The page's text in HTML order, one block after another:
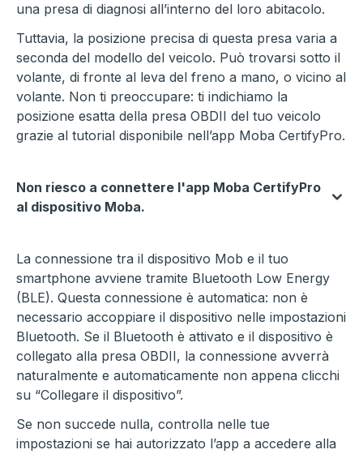
una presa di diagnosi all’interno del loro abitacolo.
Tuttavia, la posizione precisa di questa presa varia a
seconda del modello del veicolo. Può trovarsi sotto il
volante, di fronte al leva del freno a mano, o vicino al
volante. Non ti preoccupare: ti indichiamo la
posizione esatta della presa OBDII del tuo veicolo
grazie al tutorial disponibile nell’app Moba CertifyPro.
Non riesco a connettere l'app Moba CertifyPro
al dispositivo Moba.
La connessione tra il dispositivo Mob e il tuo
smartphone avviene tramite Bluetooth Low Energy
(BLE). Questa connessione è automatica: non è
necessario accoppiare il dispositivo nelle impostazioni
Bluetooth. Se il Bluetooth è attivato e il dispositivo è
collegato alla presa OBDII, la connessione avverrà
naturalmente e automaticamente non appena clicchi
su “Collegare il dispositivo”.
Se non succede nulla, controlla nelle tue
impostazioni se hai autorizzato l’app a accedere alla